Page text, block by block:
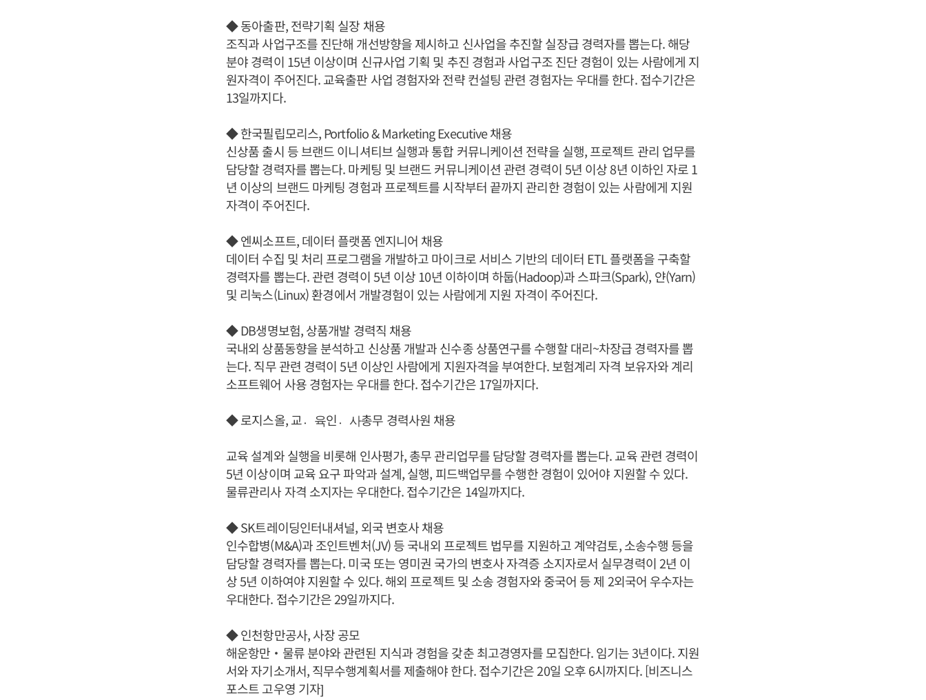
◆ 동아출판, 전략기획 실장 채용
조직과 사업구조를 진단해 개선방향을 제시하고 신사업을 추진할 실장급 경력자를 뽑는다. 해당
분야 경력이 15년 이상이며 신규사업 기획 및 추진 경험과 사업구조 진단 경험이 있는 사람에게 지
원자격이 주어진다. 교육출판 사업 경험자와 전략 컨설팅 관련 경험자는 우대를 한다. 접수기간은
13일까지다.
◆ 한국필립모리스, Portfolio & Marketing Executive 채용
신상품 출시 등 브랜드 이니셔티브 실행과 통합 커뮤니케이션 전략을 실행, 프로젝트 관리 업무를
담당할 경력자를 뽑는다. 마케팅 및 브랜드 커뮤니케이션 관련 경력이 5년 이상 8년 이하인 자로 1
년 이상의 브랜드 마케팅 경험과 프로젝트를 시작부터 끝까지 관리한 경험이 있는 사람에게 지원
자격이 주어진다.
◆ 엔씨소프트, 데이터 플랫폼 엔지니어 채용
데이터 수집 및 처리 프로그램을 개발하고 마이크로 서비스 기반의 데이터 ETL 플랫폼을 구축할
경력자를 뽑는다. 관련 경력이 5년 이상 10년 이하이며 하둡(Hadoop)과 스파크(Spark), 얀(Yarn)
및 리눅스(Linux) 환경에서 개발경험이 있는 사람에게 지원 자격이 주어진다.
◆ DB생명보험, 상품개발 경력직 채용
국내외 상품동향을 분석하고 신상품 개발과 신수종 상품연구를 수행할 대리~차장급 경력자를 뽑
는다. 직무 관련 경력이 5년 이상인 사람에게 지원자격을 부여한다. 보험계리 자격 보유자와 계리
소프트웨어 사용 경험자는 우대를 한다. 접수기간은 17일까지다.
◆ 로지스올, 교육〮인사〮총무 경력사원 채용
교육 설계와 실행을 비롯해 인사평가, 총무 관리업무를 담당할 경력자를 뽑는다. 교육 관련 경력이
5년 이상이며 교육 요구 파악과 설계, 실행, 피드백업무를 수행한 경험이 있어야 지원할 수 있다.
물류관리사 자격 소지자는 우대한다. 접수기간은 14일까지다.
◆ SK트레이딩인터내셔널, 외국 변호사 채용
인수합병(M&A)과 조인트벤처(JV) 등 국내외 프로젝트 법무를 지원하고 계약검토, 소송수행 등을
담당할 경력자를 뽑는다. 미국 또는 영미권 국가의 변호사 자격증 소지자로서 실무경력이 2년 이
상 5년 이하여야 지원할 수 있다. 해외 프로젝트 및 소송 경험자와 중국어 등 제 2외국어 우수자는
우대한다. 접수기간은 29일까지다.
◆ 인천항만공사, 사장 공모
해운항만‧물류 분야와 관련된 지식과 경험을 갖춘 최고경영자를 모집한다. 임기는 3년이다. 지원
서와 자기소개서, 직무수행계획서를 제출해야 한다. 접수기간은 20일 오후 6시까지다. [비즈니스
포스트 고우영 기자]